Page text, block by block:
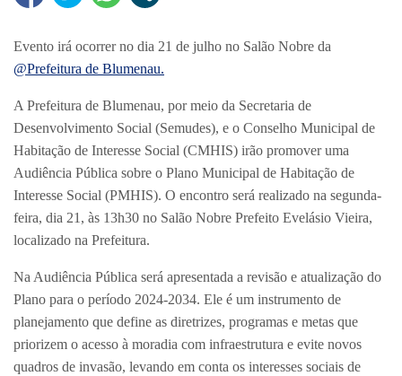
Evento irá ocorrer no dia 21 de julho no Salão Nobre da
@Prefeitura de Blumenau.
A Prefeitura de Blumenau, por meio da Secretaria de
Desenvolvimento Social (Semudes), e o Conselho Municipal de
Habitação de Interesse Social (CMHIS) irão promover uma
Audiência Pública sobre o Plano Municipal de Habitação de
Interesse Social (PMHIS). O encontro será realizado na segunda-
feira, dia 21, às 13h30 no Salão Nobre Prefeito Evelásio Vieira,
localizado na Prefeitura.
Na Audiência Pública será apresentada a revisão e atualização do
Plano para o período 2024-2034. Ele é um instrumento de
planejamento que define as diretrizes, programas e metas que
priorizem o acesso à moradia com infraestrutura e evite novos
quadros de invasão, levando em conta os interesses sociais de